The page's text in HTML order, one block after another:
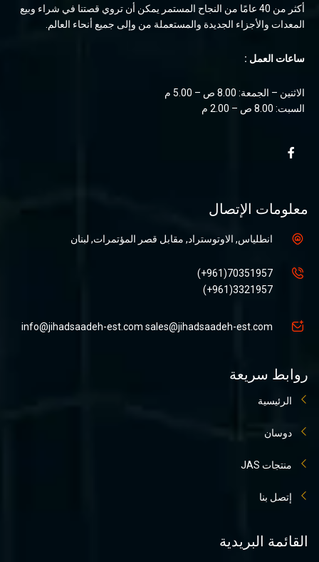
أكثر من 40 عامًا من النجاح المستمر يمكن أن تروي قصتنا في شراء وبيع
المعدات والأجزاء الجديدة والمستعملة من وإلى جميع أنحاء العالم.
ساعات العمل :
الاثنين – الجمعة: 8.00 ص – 5.00 م
السبت: 8.00 ص – 2.00 م
معلومات الإتصال
انطلياس, الاوتوستراد, مقابل قصر المؤتمرات, لبنان
70351957(961+)
3321957(961+)
info@jihadsaadeh-est.com sales@jihadsaadeh-est.com
روابط سريعة
الرئيسية
دوسان
منتجات JAS
إتصل بنا
القائمة البريدية